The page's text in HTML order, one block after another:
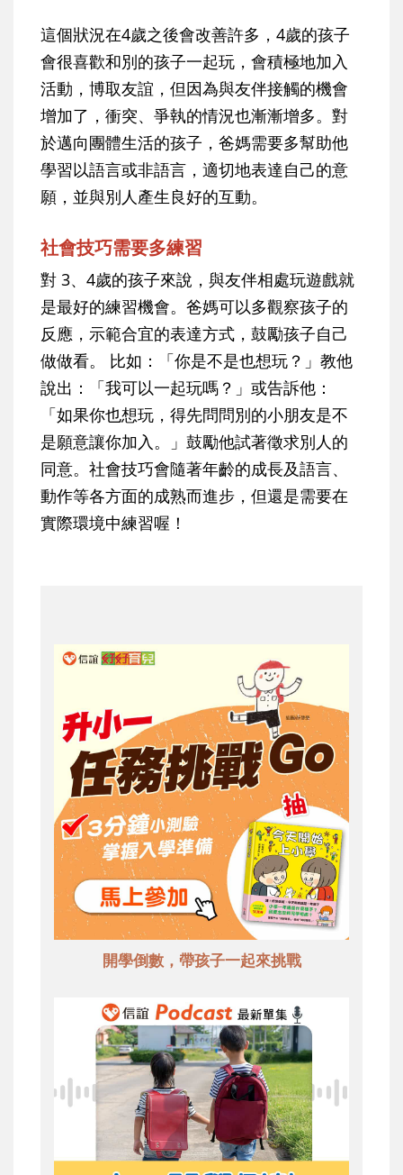
這個狀況在4歲之後會改善許多，4歲的孩子
會很喜歡和別的孩子一起玩，會積極地加入
活動，博取友誼，但因為與友伴接觸的機會
增加了，衝突、爭執的情況也漸漸增多。對
於邁向團體生活的孩子，爸媽需要多幫助他
學習以語言或非語言，適切地表達自己的意
願，並與別人產生良好的互動。
社會技巧需要多練習
對 3、4歲的孩子來說，與友伴相處玩遊戲就
是最好的練習機會。爸媽可以多觀察孩子的
反應，示範合宜的表達方式，鼓勵孩子自己
做做看。 比如：「你是不是也想玩？」教他
說出：「我可以一起玩嗎？」或告訴他：
「如果你也想玩，得先問問別的小朋友是不
是願意讓你加入。」鼓勵他試著徵求別人的
同意。社會技巧會隨著年齡的成長及語言、
動作等各方面的成熟而進步，但還是需要在
實際環境中練習喔！
開學倒數，帶孩子一起來挑戰